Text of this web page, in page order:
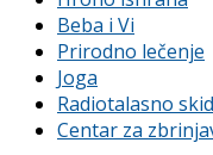
Beba i Vi
Prirodno lečenje
Joga
Radiotalasno
Centar za